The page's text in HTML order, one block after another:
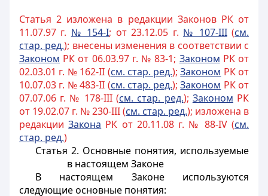
Статья 2 изложена в редакции Законов РК от
11.07.97 г. № 154-I; от 23.12.05 г. № 107-III(см.
стар. ред.); внесены изменения в соответствии с
Законом РК от 06.03.97 г. № 83-1; Законом РК от
02.03.01 г. № 162-II (см. стар. ред.);Законом РК от
10.07.03 г. № 483-II (см. стар. ред.);Законом РК от
07.07.06 г. № 178-III (см. стар. ред.); Законом РК
от 19.02.07 г. № 230-III (см. стар. ред.); изложена в
редакцииЗакона РК от 20.11.08 г. № 88-IV (см.
стар. ред.)
Статья 2. Основные понятия, используемые
в настоящем Законе
В настоящем Законе используются
следующие основные понятия: